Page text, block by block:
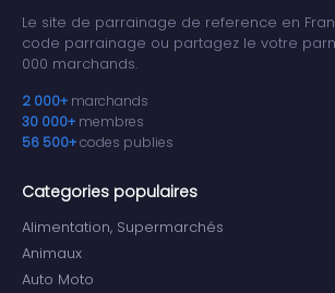
Le site de parrainage de reference en
code parrainage ou partagez le votre
000 marchands.
2 000+ marchands
30 000+ membres
56 500+codes publies
Categories populaires
Alimentation, Supermarchés
Animaux
Auto Moto